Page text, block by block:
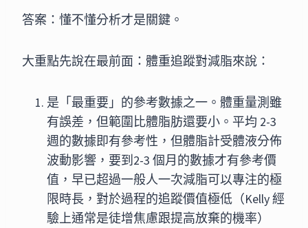
答案：懂不懂分析才是關鍵。
大重點先說在最前面：體重追蹤對減脂來說：
是「最重要」的參考數據之一。體重量測雖
有誤差，但範圍比體脂肪還要小。平均 2-3
週的數據即有參考性，但體脂計受體液分佈
波動影響，要到2-3 個月的數據才有參考價
值，早已超過一般人一次減脂可以專注的極
限時長，對於過程的追蹤價值極低（Kelly 經
驗上通常是徒增焦慮跟提高放棄的機率）